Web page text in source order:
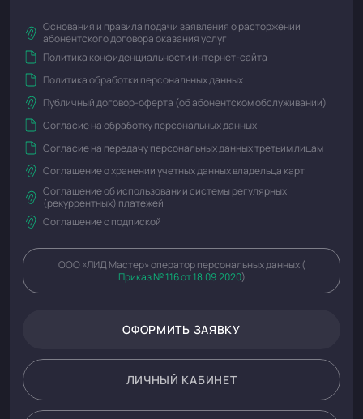
Основания и правила подачи заявления о расторжении
абонентского договора оказания услуг
Политика конфиденциальности интернет-сайта
Политика обработки персональных данных
Публичный договор-оферта (об абонентском обслуживании)
Согласие на обработку персональных данных
Согласие на передачу персональных данных третьим лицам
Соглашение о хранении учетных данных владельца карт
Соглашение об использовании системы регулярных
(рекуррентных) платежей
Соглашение с подпиской
ООО «ЛИД Мастер» оператор персональных данных (
Приказ № 116 от 18.09.2020)
ОФОРМИТЬ ЗАЯВКУ
ЛИЧНЫЙ КАБИНЕТ